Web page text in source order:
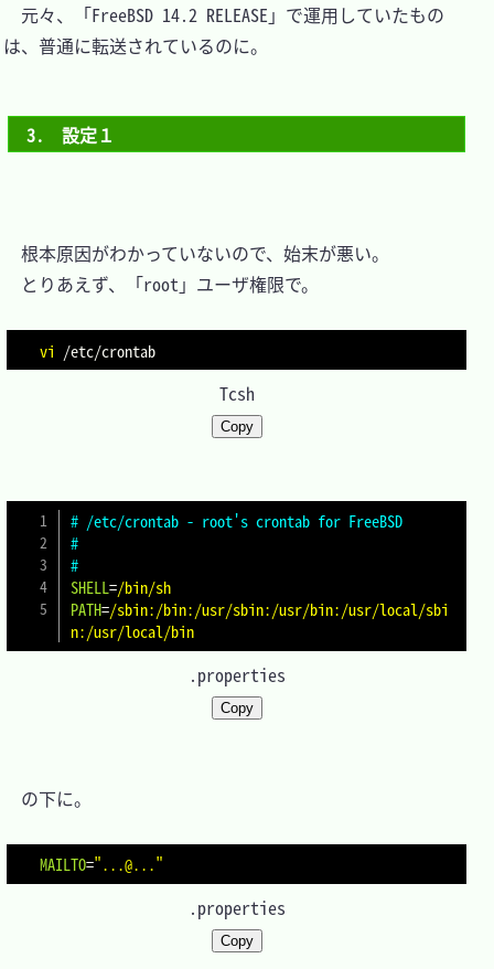
元々、「FreeBSD 14.2 RELEASE」で運用していたもの
は、普通に転送されているのに。
3.　設定１
根本原因がわかっていないので、始末が悪い。
とりあえず、「root」ユーザ権限で。
vi
Tcsh
Copy
# /etc/crontab - root's crontab for FreeBSD
#
#
SHELL=/bin/sh
PATH=/sbin:/bin:/usr/sbin:/usr/bin:/usr/local/sbi
n:/usr/local/bin
.properties
Copy
の下に。
MAILTO="...@..."
.properties
Copy